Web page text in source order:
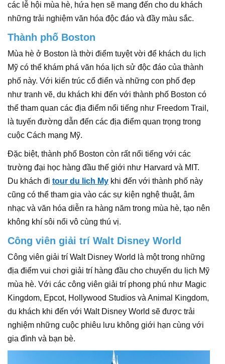
các lễ hội mùa hè, hứa hẹn sẽ mang đến cho du khách
những trải nghiệm văn hóa độc đáo và đầy màu sắc.
Thành phố Boston
Mùa hè ở Boston là thời điểm tuyệt vời để khách du lịch
Mỹ có thể khám phá văn hóa lịch sử độc đáo của thành
phố này. Với kiến ​​trúc cổ điển và những con phố đẹp
như tranh vẽ, du khách khi đến với thành phố Boston có
thể tham quan các địa điểm nổi tiếng như Freedom Trail,
là tuyến đường dẫn đến các địa điểm quan trọng trong
cuộc Cách mạng Mỹ.
Đặc biệt, thành phố Boston còn rất nổi tiếng với các
trường đại học hàng đầu thế giới như Harvard và MIT.
Du khách đi tour du lich My khi đến với thành phố này
cũng có thể tham gia vào các sự kiện nghệ thuật, âm
nhạc và văn hóa diễn ra hàng năm trong mùa hè, tạo nên
không khí sôi nổi vô cùng thú vị.
Công viên giải trí Walt Disney World
Công viên giải trí Walt Disney World là một trong những
địa điểm vui chơi giải trí hàng đầu cho chuyến du lịch Mỹ
mùa hè. Với các công viên giải trí phong phú như Magic
Kingdom, Epcot, Hollywood Studios và Animal Kingdom,
du khách khi đến với Walt Disney World sẽ được trải
nghiệm những cuộc phiêu lưu không giới hạn cùng với
gia đình và bạn bè.